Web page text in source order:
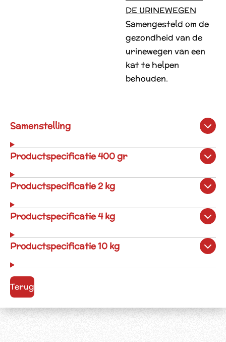
DE URINEWEGEN
Samengesteld om de
gezondheid van de
urinewegen van een
kat te helpen
behouden.
Samenstelling
Productspecificatie 400 gr
Productspecificatie 2 kg
Productspecificatie 4 kg
Productspecificatie 10 kg
Terug